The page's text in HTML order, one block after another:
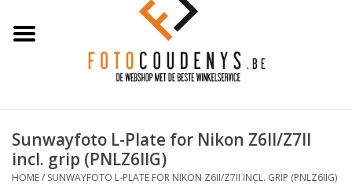
PROMO
Diensten
Sunwayfoto L-Plate for Nikon Z6II/Z7II
incl. grip (PNLZ6IIG)
HOME/ SUNWAYFOTO L-PLATE FOR NIKON Z6II/Z7II INCL. GRIP (PNLZ6IIG)